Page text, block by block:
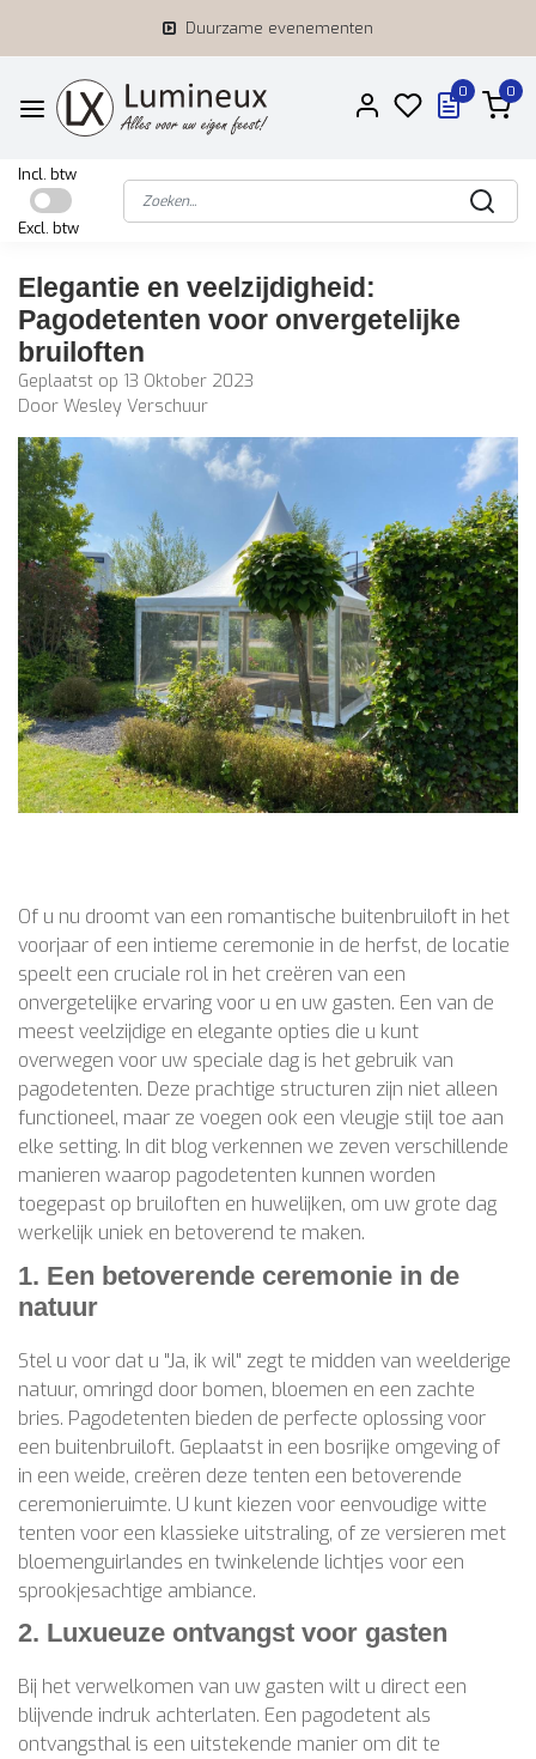
Duurzame evenementen
0 0
Incl. btw
Excl. btw
Elegantie en veelzijdigheid:
Pagodetenten voor onvergetelijke
bruiloften
Geplaatst op 13 Oktober 2023
Door Wesley Verschuur
Of u nu droomt van een romantische buitenbruiloft in het
voorjaar of een intieme ceremonie in de herfst, de locatie
speelt een cruciale rol in het creëren van een
onvergetelijke ervaring voor u en uw gasten. Een van de
meest veelzijdige en elegante opties die u kunt
overwegen voor uw speciale dag is het gebruik van
pagodetenten. Deze prachtige structuren zijn niet alleen
functioneel, maar ze voegen ook een vleugje stijl toe aan
elke setting. In dit blog verkennen we zeven verschillende
manieren waarop pagodetenten kunnen worden
toegepast op bruiloften en huwelijken, om uw grote dag
werkelijk uniek en betoverend te maken.
1. Een betoverende ceremonie in de
natuur
Stel u voor dat u "Ja, ik wil" zegt te midden van weelderige
natuur, omringd door bomen, bloemen en een zachte
bries. Pagodetenten bieden de perfecte oplossing voor
een buitenbruiloft. Geplaatst in een bosrijke omgeving of
in een weide, creëren deze tenten een betoverende
ceremonieruimte. U kunt kiezen voor eenvoudige witte
tenten voor een klassieke uitstraling, of ze versieren met
bloemenguirlandes en twinkelende lichtjes voor een
sprookjesachtige ambiance.
2. Luxueuze ontvangst voor gasten
Bij het verwelkomen van uw gasten wilt u direct een
blijvende indruk achterlaten. Een pagodetent als
ontvangsthal is een uitstekende manier om dit te